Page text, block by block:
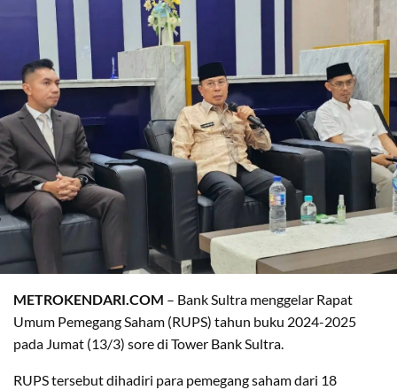
METROKENDARI.COM – Bank Sultra menggelar Rapat
Umum Pemegang Saham (RUPS) tahun buku 2024-2025
pada Jumat (13/3) sore di Tower Bank Sultra.
RUPS tersebut dihadiri para pemegang saham dari 18